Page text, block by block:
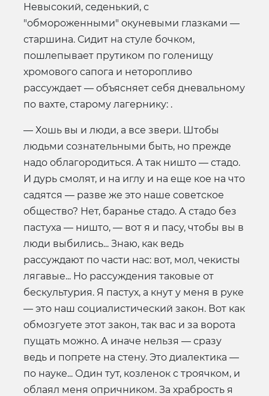
Невысокий, седенький, с
"обмороженными" окуневыми глазками —
старшина. Сидит на стуле бочком,
пошлепывает прутиком по голенищу
хромового сапога и неторопливо
рассуждает — объясняет себя дневальному
по вахте, старому лагернику: .
— Хошь вы и люди, а все звери. Штобы
людьми сознательными быть, но прежде
надо облагородиться. А так ништо — стадо.
И дурь смолят, и на иглу и на еще кое на что
садятся — разве же это наше советское
общество? Нет, баранье стадо. А стадо без
пастуха — ништо, — вот я и пасу, чтобы вы в
люди выбились... Знаю, как ведь
рассуждают по части нас: вот, мол, чекисты
лягавые... Но рассуждения таковые от
бескультурия. Я пастух, а кнут у меня в руке
— это наш социалистический закон. Вот как
обмозгуете этот закон, так вас и за ворота
пущать можно. А иначе нельзя — сразу
ведь и попрете на стену. Это диалектика —
по науке... Один тут, козленок с троячком, и
облаял меня опричником. За храбрость я